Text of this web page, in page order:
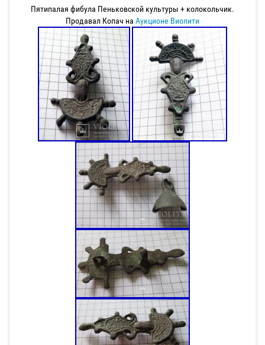
Пятипалая фибула Пеньковской культуры + колокольчик.
Продавал Копач на Аукционе Виолити